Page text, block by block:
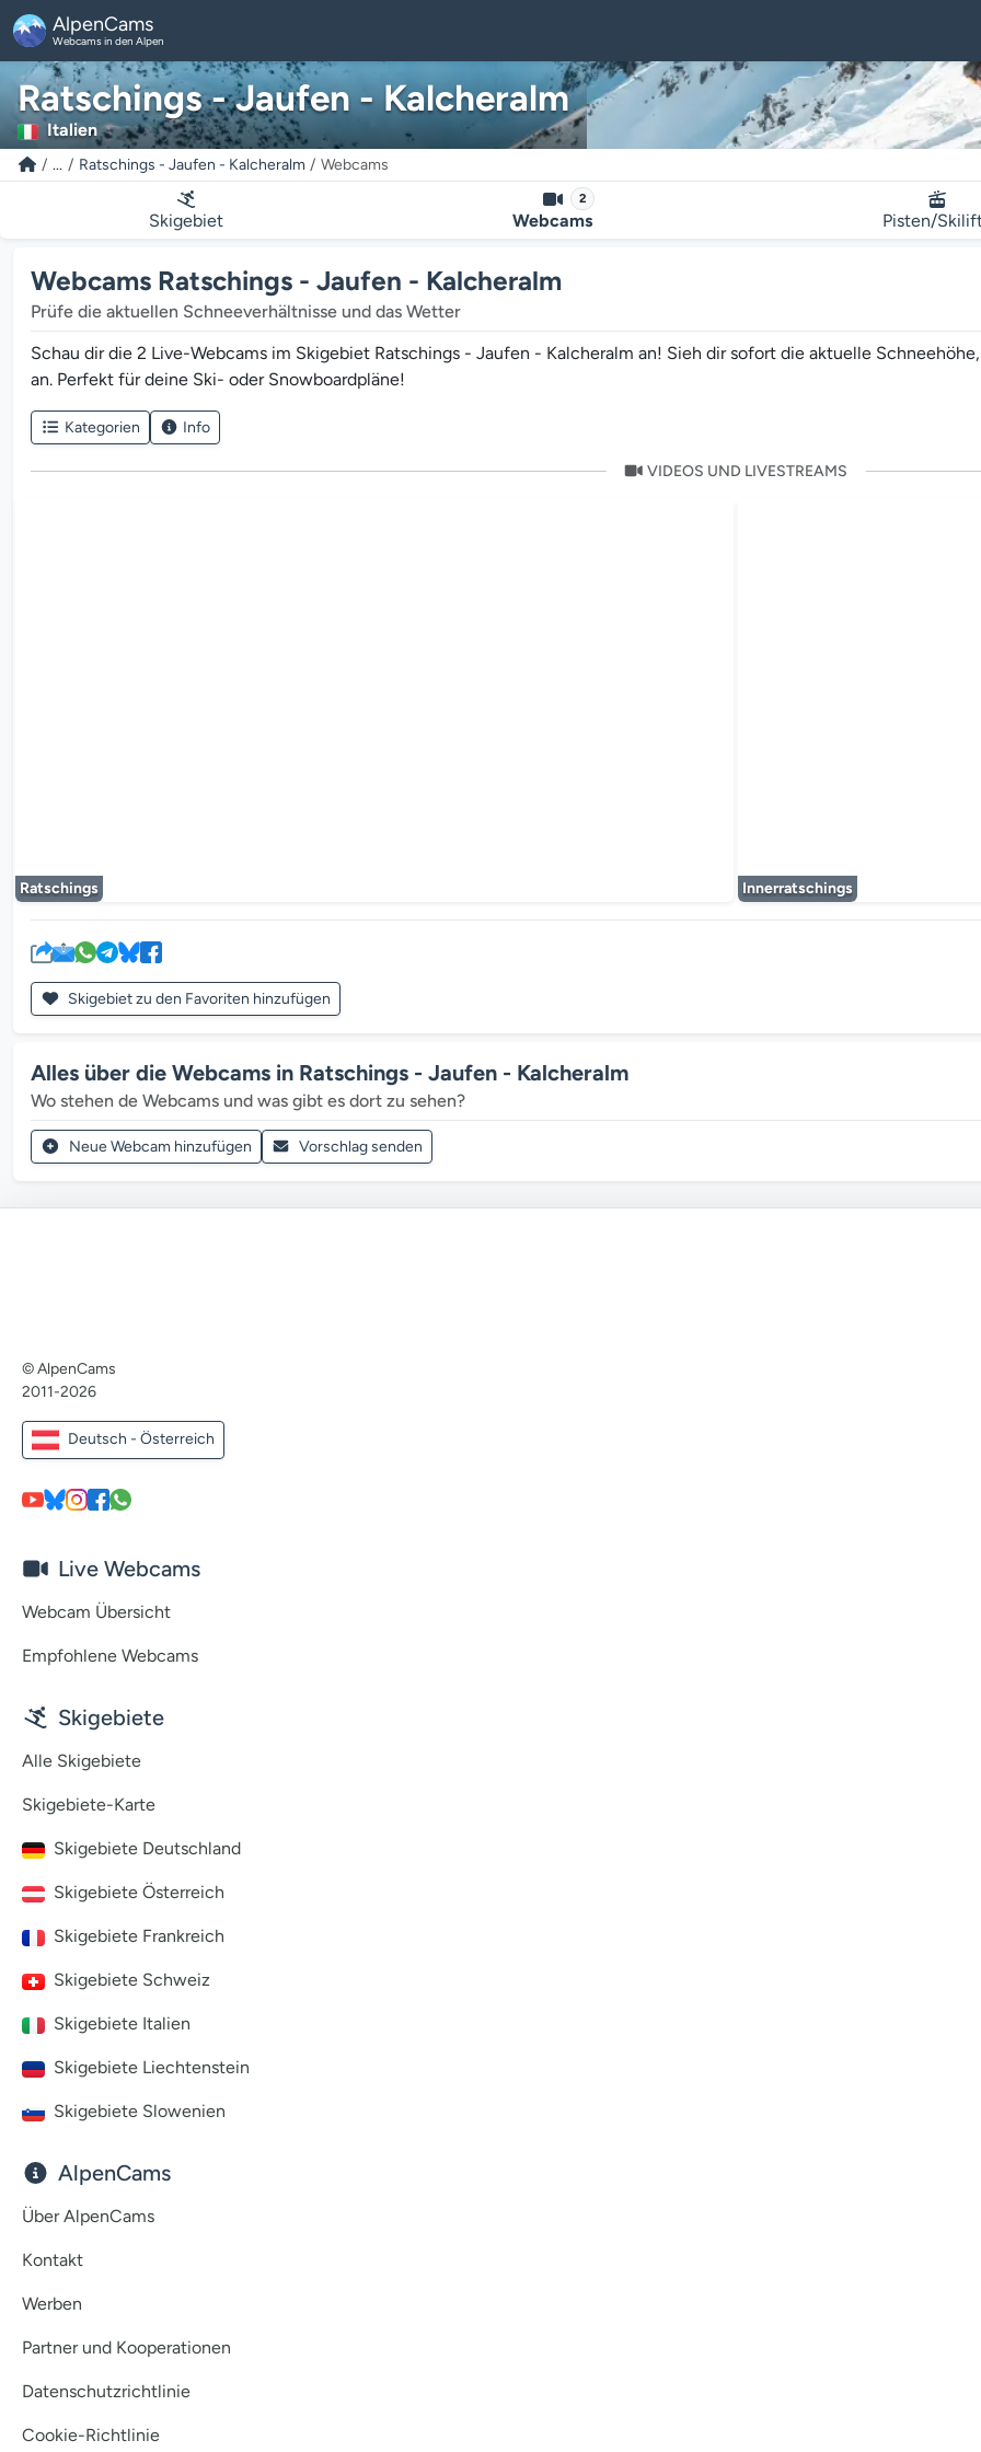
AlpenCams
Webcams in den Alpen
Ratschings - Jaufen - Kalcheralm
Italien
... Ratschings - Jaufen - Kalcheralm Webcams
Skigebiet
2
Webcams Pisten/
Webcams Ratschings - Jaufen - Kalcheralm
Prüfe die aktuellen Schneeverhältnisse und das Wetter
Schau dir die 2 Live-Webcams im Skigebiet Ratschings - Jaufen - Kalcheralm an! Sieh dir sofort die aktuelle
an. Perfekt für deine Ski- oder Snowboardpläne!
Kategorien Info
VIDEOS UND LIVESTREAMS
Ratschings Innerratschings
Skigebiet zu den Favoriten hinzufügen
Alles über die Webcams in Ratschings - Jaufen - Kalcheralm
Wo stehen de Webcams und was gibt es dort zu sehen?
Neue Webcam hinzufügen Vorschlag senden
© AlpenCams
2011-2026
Deutsch - Österreich
Live Webcams
Webcam Übersicht
Empfohlene Webcams
Skigebiete
Alle Skigebiete
Skigebiete-Karte
Skigebiete Deutschland
Skigebiete Österreich
Skigebiete Frankreich
Skigebiete Schweiz
Skigebiete Italien
Skigebiete Liechtenstein
Skigebiete Slowenien
AlpenCams
Über AlpenCams
Kontakt
Werben
Partner und Kooperationen
Datenschutzrichtlinie
Cookie-Richtlinie